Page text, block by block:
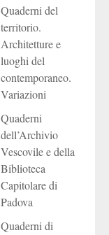
Quaderni del
territorio.
Architetture e
luoghi del
contemporaneo.
Variazioni
Quaderni
dell’Archivio
Vescovile e della
Biblioteca
Capitolare di
Padova
Quaderni di